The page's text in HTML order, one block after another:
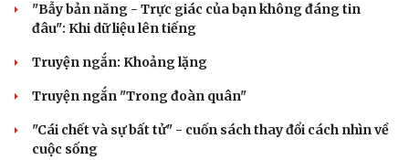
"Bẫy bản năng - Trực giác của bạn không đáng tin
đâu": Khi dữ liệu lên tiếng
Truyện ngắn: Khoảng lặng
Truyện ngắn "Trong đoàn quân"
"Cái chết và sự bất tử" - cuốn sách thay đổi cách nhìn về
cuộc sống